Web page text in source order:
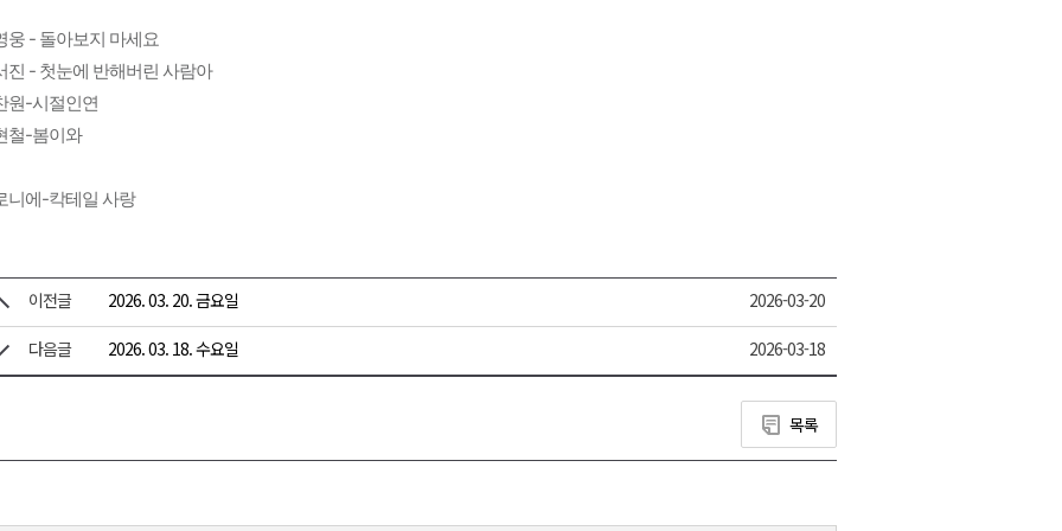
웅 - 돌아보지 마세요
진 - 첫눈에 반해버린 사람아
원-시절인연
철-봄이와
니에-칵테일 사랑
이전글 2026. 03. 20. 금요일 2026-03-20
다음글 2026. 03. 18. 수요일 2026-03-18
목록